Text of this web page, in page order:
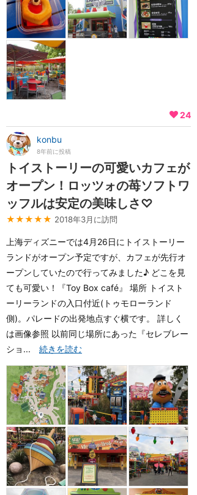
24
konbu
8年前に投稿
トイストーリーの可愛いカフェが
オープン！ロッツォの苺ソフトワ
ッフルは安定の美味しさ♡
★★★★★ 2018年3月に訪問
上海ディズニーでは4月26日にトイストーリー
ランドがオープン予定ですが、カフェが先行オ
ープンしていたので行ってみました♪ どこを見
ても可愛い！『Toy Box café』 場所 トイスト
ーリーランドの入口付近(トゥモローランド
側)。パレードの出発地点すぐ横です。 詳しく
は画像参照 以前同じ場所にあった『セレブレー
ショ... 続きを読む